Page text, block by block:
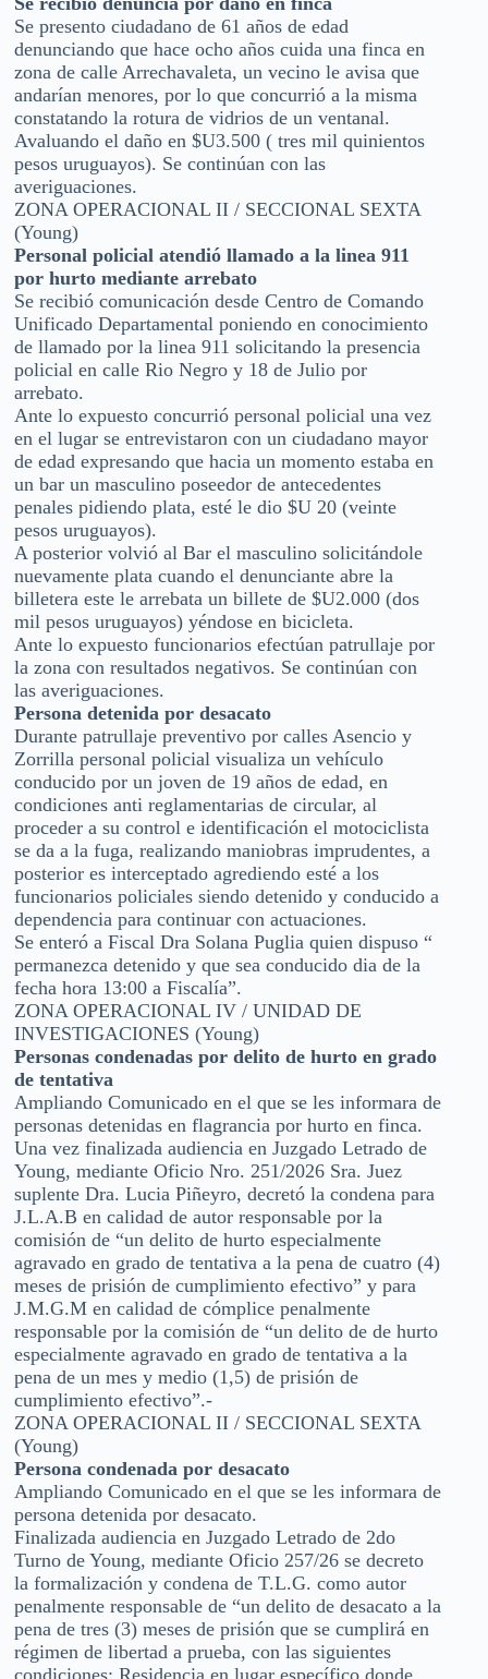
Se presento ciudadano de 61 años de edad
denunciando que hace ocho años cuida una finca en
zona de calle Arrechavaleta, un vecino le avisa que
andarían menores, por lo que concurrió a la misma
constatando la rotura de vidrios de un ventanal.
Avaluando el daño en $U3.500 ( tres mil quinientos
pesos uruguayos). Se continúan con las
averiguaciones.
ZONA OPERACIONAL II / SECCIONAL SEXTA
(Young)
Personal policial atendió llamado a la linea 911
por hurto mediante arrebato
Se recibió comunicación desde Centro de Comando
Unificado Departamental poniendo en conocimiento
de llamado por la linea 911 solicitando la presencia
policial en calle Rio Negro y 18 de Julio por
arrebato.
Ante lo expuesto concurrió personal policial una vez
en el lugar se entrevistaron con un ciudadano mayor
de edad expresando que hacia un momento estaba en
un bar un masculino poseedor de antecedentes
penales pidiendo plata, esté le dio $U 20 (veinte
pesos uruguayos).
A posterior volvió al Bar el masculino solicitándole
nuevamente plata cuando el denunciante abre la
billetera este le arrebata un billete de $U2.000 (dos
mil pesos uruguayos) yéndose en bicicleta.
Ante lo expuesto funcionarios efectúan patrullaje por
la zona con resultados negativos. Se continúan con
las averiguaciones.
Persona detenida por desacato
Durante patrullaje preventivo por calles Asencio y
Zorrilla personal policial visualiza un vehículo
conducido por un joven de 19 años de edad, en
condiciones anti reglamentarias de circular, al
proceder a su control e identificación el motociclista
se da a la fuga, realizando maniobras imprudentes, a
posterior es interceptado agrediendo esté a los
funcionarios policiales siendo detenido y conducido a
dependencia para continuar con actuaciones.
Se enteró a Fiscal Dra Solana Puglia quien dispuso “
permanezca detenido y que sea conducido dia de la
fecha hora 13:00 a Fiscalía”.
ZONA OPERACIONAL IV / UNIDAD DE
INVESTIGACIONES (Young)
Personas condenadas por delito de hurto en grado
de tentativa
Ampliando Comunicado en el que se les informara de
personas detenidas en flagrancia por hurto en finca.
Una vez finalizada audiencia en Juzgado Letrado de
Young, mediante Oficio Nro. 251/2026 Sra. Juez
suplente Dra. Lucia Piñeyro, decretó la condena para
J.L.A.B en calidad de autor responsable por la
comisión de “un delito de hurto especialmente
agravado en grado de tentativa a la pena de cuatro (4)
meses de prisión de cumplimiento efectivo” y para
J.M.G.M en calidad de cómplice penalmente
responsable por la comisión de “un delito de de hurto
especialmente agravado en grado de tentativa a la
pena de un mes y medio (1,5) de prisión de
cumplimiento efectivo”.-
ZONA OPERACIONAL II / SECCIONAL SEXTA
(Young)
Persona condenada por desacato
Ampliando Comunicado en el que se les informara de
persona detenida por desacato.
Finalizada audiencia en Juzgado Letrado de 2do
Turno de Young, mediante Oficio 257/26 se decreto
la formalización y condena de T.L.G. como autor
penalmente responsable de “un delito de desacato a la
pena de tres (3) meses de prisión que se cumplirá en
régimen de libertad a prueba, con las siguientes